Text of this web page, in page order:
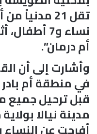
نساء و7
أم درمان”.
وأشارت إلى أن
في منطقة أم
قبل ترحيل جميع
مدينة نيالا